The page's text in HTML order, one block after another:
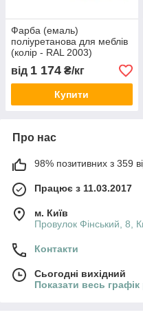
Фарба (емаль)
поліуретанова для меблів
(колір - RAL 2003)
,Verinlegno
від 1 174 ₴/кг
Купити
Про нас
98% позитивних з 359
Працює з 11.03.2017
м. Київ
Провулок Фінський, 8,
Контакти
Сьогодні вихідний
Показати весь